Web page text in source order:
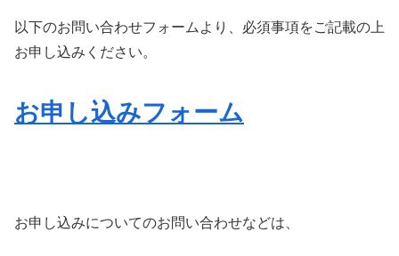
以下のお問い合わせフォームより、必須事項をご記載の上
お申し込みください。
お申し込みフォーム
お申し込みについてのお問い合わせなどは、